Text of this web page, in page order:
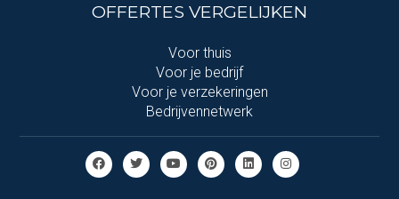
OFFERTES VERGELIJKEN
Voor thuis
Voor je bedrijf
Voor je verzekeringen
Bedrijvennetwerk